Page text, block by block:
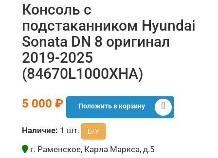
Консоль с
подстаканником Hyundai
Sonata DN 8 оригинал
2019-2025
(84670L1000XHA)
5 000 ₽ Положить в корзину
Наличие: 1 шт. Б/У
г. Раменское, Карла Маркса, д.5